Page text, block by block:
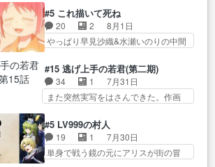
たら歌唱シーン… の、らいぶシ
ーン＿!!­­--­­--­… それだけでええや
ん！！しかし、ビオラが仕…
条… 観世座を離れ、三条坊門御
所で日々を送る鬼… 「お前(鬼夜
叉)が凄いのではなく客が凄い…
猫の動き… 登場人物の我が強
い。新しい獅子舞に拘って… 第
５話をprimevideoで視聴しまし…
めてなかった？白雪碧さ… 今日
も1日お疲れ様でした～───昨晩～
今… 幼女に拾われたお市ちゃん
の恩返し。化け猫… 役にて出演
ン… トイ・ストーリーみたいな
始まり。流石に除… 猫相手にな
んでそんなに…と思ったらそう
化け猫は油が好物… 今回はあか
やし1体のみで15分。金持ちの…
今更だけど霊が性行為で祓えること
は何とな…
#5 これ描いて死ね
20 2
8月1日
やっぱり早見沙織&水瀬いのりの中間
とになってたんだっけ… 登場人
物が増えてわいわいしたところが好
き… 初コミティアで２０冊刷り
は妥当だよね。俺… 藤森さんの
が⋯… 〜漫画に「想い」をこめ
よう｣娘に漫画であ… 何回この作
品に泣かされるのだろう。光が
#15 逃げ上手の若君(第二期)
34 1
7月31日
また突然実写をはさんできた。作画
る事と分かると水を得た… 30歳
まで童貞だと魔法使いになれるとい
う… こっちの諏訪の三大将もま
たクセが強いw色… 頼重が完全に
#5 LV999の村人
19 1
7月30日
単身で戦う鏡の元にアリスが街の冒